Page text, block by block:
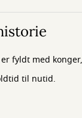
fyldt med
til nutid.